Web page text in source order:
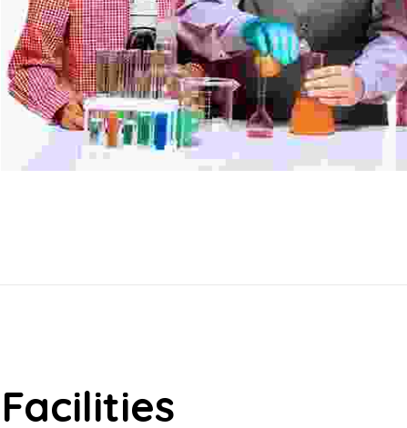
Facilities